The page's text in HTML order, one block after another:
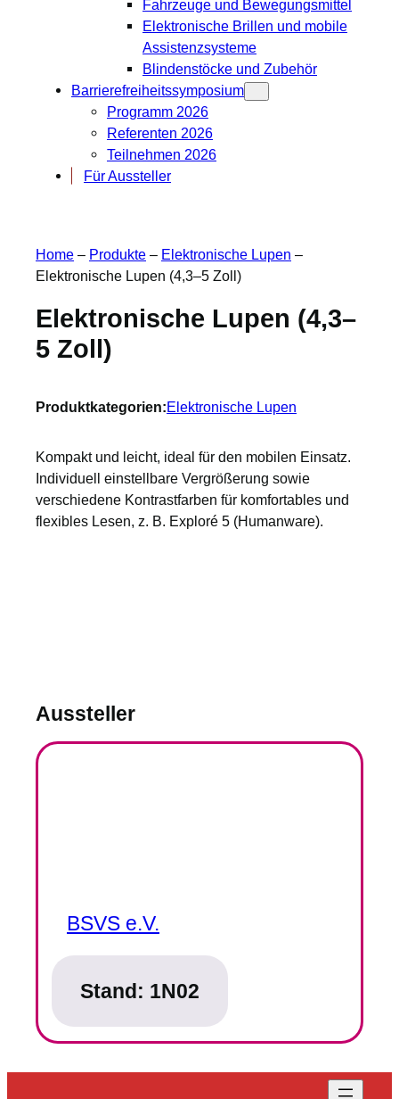
Fahrzeuge und Bewegungsmittel
Elektronische Brillen und mobile
Assistenzsysteme
Blindenstöcke und Zubehör
Barrierefreiheitssymposium
Programm 2026
Referenten 2026
Teilnehmen 2026
Für Aussteller
Home – Produkte – Elektronische Lupen –
Elektronische Lupen (4,3–5 Zoll)
Elektronische Lupen (4,3–
5 Zoll)
Produktkategorien:Elektronische Lupen
Kompakt und leicht, ideal für den mobilen Einsatz.
Individuell einstellbare Vergrößerung sowie
verschiedene Kontrastfarben für komfortables und
flexibles Lesen, z. B. Exploré 5 (Humanware).
Aussteller
BSVS e.V.
Stand: 1N02